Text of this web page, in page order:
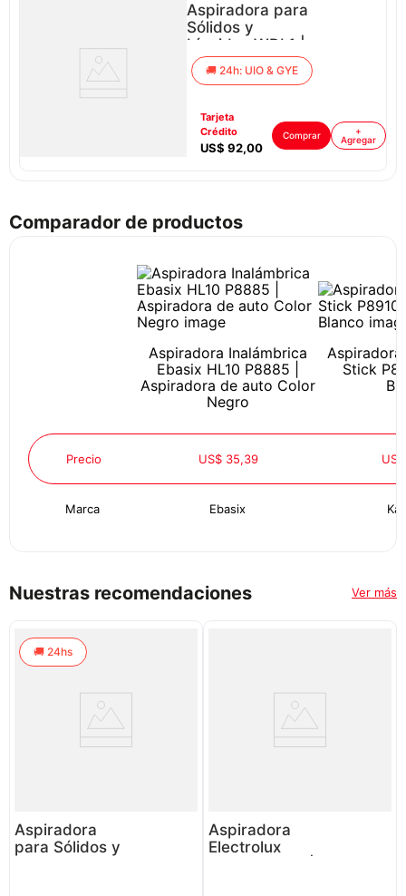
Aspiradora para
Sólidos y
Líquidos WDL1 |
1000 Watts 10
Litros24h: UIO & GYE
Tarjeta
Crédito
US$ 92,00
Comprar
+
Agregar
Comparador de productos
Aspiradora Inalámbrica
Ebasix HL10 P8885 |
Aspiradora de auto Color
Negro
Aspiradora
Stick
Precio US$ 35,39
Marca Ebasix
Nuestras recomendaciones Ver más
24hs
Aspiradora
para Sólidos y
Aspiradora
Electrolux